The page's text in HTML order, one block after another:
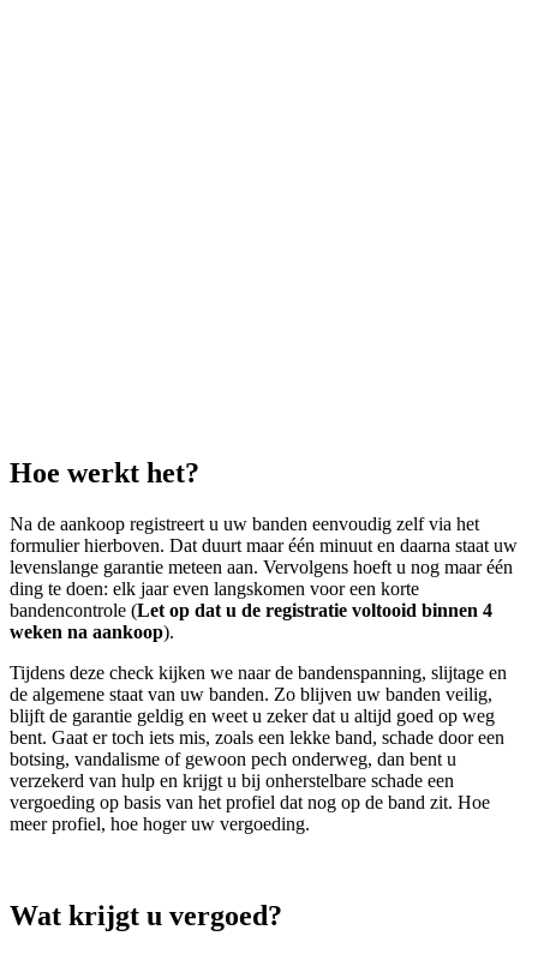
Hoe werkt het?
Na de aankoop registreert u uw banden eenvoudig zelf via het
formulier hierboven. Dat duurt maar één minuut en daarna staat uw
levenslange garantie meteen aan. Vervolgens hoeft u nog maar één
ding te doen: elk jaar even langskomen voor een korte
bandencontrole (Let op dat u de registratie voltooid binnen 4
weken na aankoop).
Tijdens deze check kijken we naar de bandenspanning, slijtage en
de algemene staat van uw banden. Zo blijven uw banden veilig,
blijft de garantie geldig en weet u zeker dat u altijd goed op weg
bent. Gaat er toch iets mis, zoals een lekke band, schade door een
botsing, vandalisme of gewoon pech onderweg, dan bent u
verzekerd van hulp en krijgt u bij onherstelbare schade een
vergoeding op basis van het profiel dat nog op de band zit. Hoe
meer profiel, hoe hoger uw vergoeding.
Wat krijgt u vergoed?